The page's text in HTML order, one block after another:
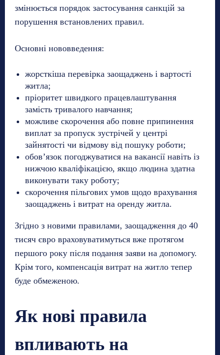
змінюється порядок застосування санкцій за
порушення встановлених правил.
Основні нововведення:
жорсткіша перевірка заощаджень і вартості
житла;
пріоритет швидкого працевлаштування
замість тривалого навчання;
можливе скорочення або повне припинення
виплат за пропуск зустрічей у центрі
зайнятості чи відмову від пошуку роботи;
обов’язок погоджуватися на вакансії навіть із
нижчою кваліфікацією, якщо людина здатна
виконувати таку роботу;
скорочення пільгових умов щодо врахування
заощаджень і витрат на оренду житла.
Згідно з новими правилами, заощадження до 40
тисяч євро враховуватимуться вже протягом
першого року після подання заяви на допомогу.
Крім того, компенсація витрат на житло тепер
буде обмеженою.
Як нові правила
впливають на